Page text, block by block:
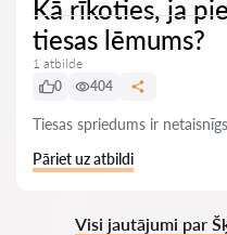
Kā rīkoties, ja
tiesas lēmums?
1 atbilde
0
404
Tiesas spriedums ir
Pāriet uz atbildi
Visi jautājumi par